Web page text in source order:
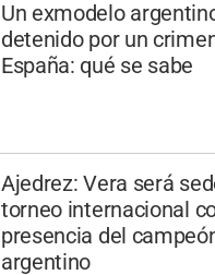
Un exmodelo
detenido por un
España: qué se sabe
Ajedrez: Vera será
torneo internacional
presencia del
argentino